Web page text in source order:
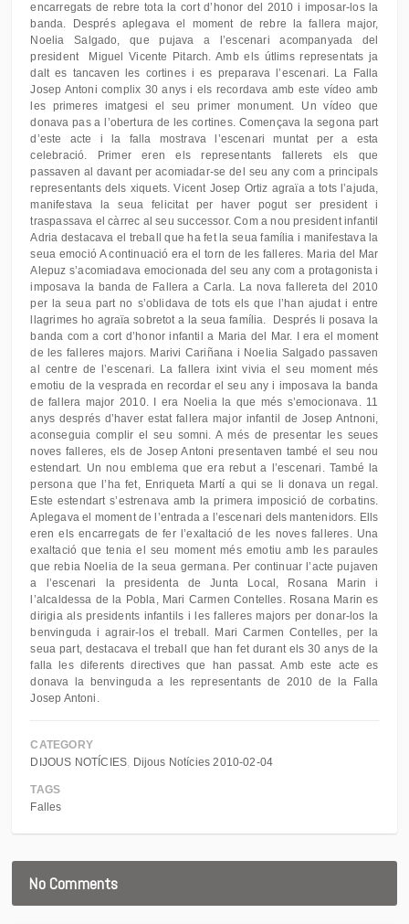
encarregats de rebre tota la cort d’honor del 2010 i imposar-los la
banda. Després aplegava el moment de rebre la fallera major,
Noelia Salgado, que pujava a l’escenari acompanyada del
president Miguel Vicente Pitarch. Amb els útlims representats ja
dalt es tancaven les cortines i es preparava l’escenari. La Falla
Josep Antoni complix 30 anys i els recordava amb este vídeo amb
les primeres imatgesi el seu primer monument. Un vídeo que
donava pas a l’obertura de les cortines. Començava la segona part
d’este acte i la falla mostrava l’escenari muntat per a esta
celebració. Primer eren els representants fallerets els que
passaven al davant per acomiadar-se del seu any com a principals
representants dels xiquets. Vicent Josep Ortiz agraïa a tots l’ajuda,
manifestava la seua felicitat per haver pogut ser president i
traspassava el càrrec al seu successor. Com a nou president infantil
Adria destacava el treball que ha fet la seua família i manifestava la
seua emoció A continuació era el torn de les falleres. Maria del Mar
Alepuz s’acomiadava emocionada del seu any com a protagonista i
imposava la banda de Fallera a Carla. La nova fallereta del 2010
per la seua part no s’oblidava de tots els que l’han ajudat i entre
llagrimes ho agraïa sobretot a la seua família. Després li posava la
banda com a cort d’honor infantil a Maria del Mar. I era el moment
de les falleres majors. Marivi Cariñana i Noelia Salgado passaven
al centre de l’escenari. La fallera ixint vivia el seu moment més
emotiu de la vesprada en recordar el seu any i imposava la banda
de fallera major 2010. I era Noelia la que més s’emocionava. 11
anys després d’haver estat fallera major infantil de Josep Antnoni,
aconseguia complir el seu somni. A més de presentar les seues
noves falleres, els de Josep Antoni presentaven també el seu nou
estendart. Un nou emblema que era rebut a l’escenari. També la
persona que l’ha fet, Enriqueta Martí a qui se li donava un regal.
Este estendart s’estrenava amb la primera imposició de corbatins.
Aplegava el moment de l’entrada a l’escenari dels mantenidors. Ells
eren els encarregats de fer l’exaltació de les noves falleres. Una
exaltació que tenia el seu moment més emotiu amb les paraules
que rebia Noelia de la seua germana. Per continuar l’acte pujaven
a l’escenari la presidenta de Junta Local, Rosana Marin i
l’alcaldessa de la Pobla, Mari Carmen Contelles. Rosana Marin es
dirigia als presidents infantils i les falleres majors per donar-los la
benvinguda i agrair-los el treball. Mari Carmen Contelles, per la
seua part, destacava el treball que han fet durant els 30 anys de la
falla les diferents directives que han passat. Amb este acte es
donava la benvinguda a les representants de 2010 de la Falla
Josep Antoni.
CATEGORY
DIJOUS NOTÍCIES
Dijous Notícies 2010-02-04
TAGS
Falles
No Comments